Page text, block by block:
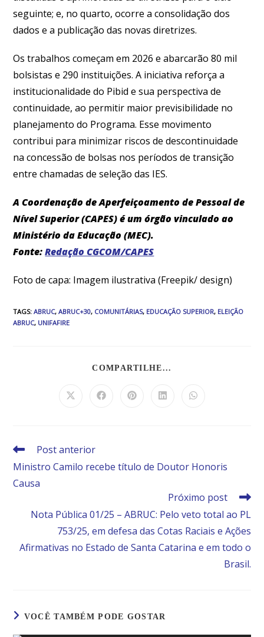
seguinte; e, no quarto, ocorre a consolidação dos
dados e a publicação das novas diretrizes.
Os trabalhos começam em 2026 e abarcarão 80 mil
bolsistas e 290 instituições. A iniciativa reforça a
institucionalidade do Pibid e sua perspectiva de
continuidade, ao permitir maior previsibilidade no
planejamento do Programa. Esse movimento
contribui para minimizar riscos de descontinuidade
na concessão de bolsas nos períodos de transição
entre chamadas de seleção das IES.
A Coordenação de Aperfeiçoamento de Pessoal de
Nível Superior (CAPES) é um órgão vinculado ao
Ministério da Educação (MEC).
Fonte:Redação CGCOM/CAPES
Foto de capa: Imagem ilustrativa (Freepik/ design)
TAGS:ABRUC, ABRUC+30, COMUNITÁRIAS, EDUCAÇÃO SUPERIOR, ELEIÇÃO
ABRUC, UNIFAFIRE
COMPARTILHE...
Post anterior
Ministro Camilo recebe título de Doutor Honoris
Causa
Próximo post
Nota Pública 01/25 – ABRUC: Pelo veto total ao PL
753/25, em defesa das Cotas Raciais e Ações
Afirmativas no Estado de Santa Catarina e em todo o
Brasil.
VOCÊ TAMBÉM PODE GOSTAR